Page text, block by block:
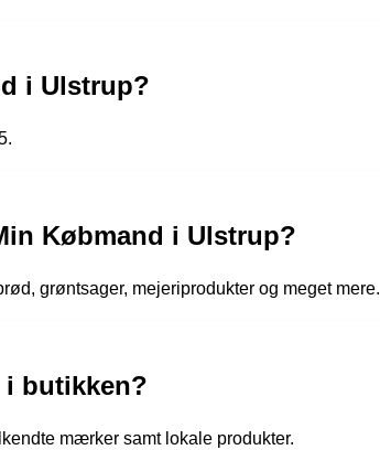
i Ulstrup?
Købmand i Ulstrup?
grøntsager, mejeriprodukter og meget mere.
i butikken?
mærker samt lokale produkter.